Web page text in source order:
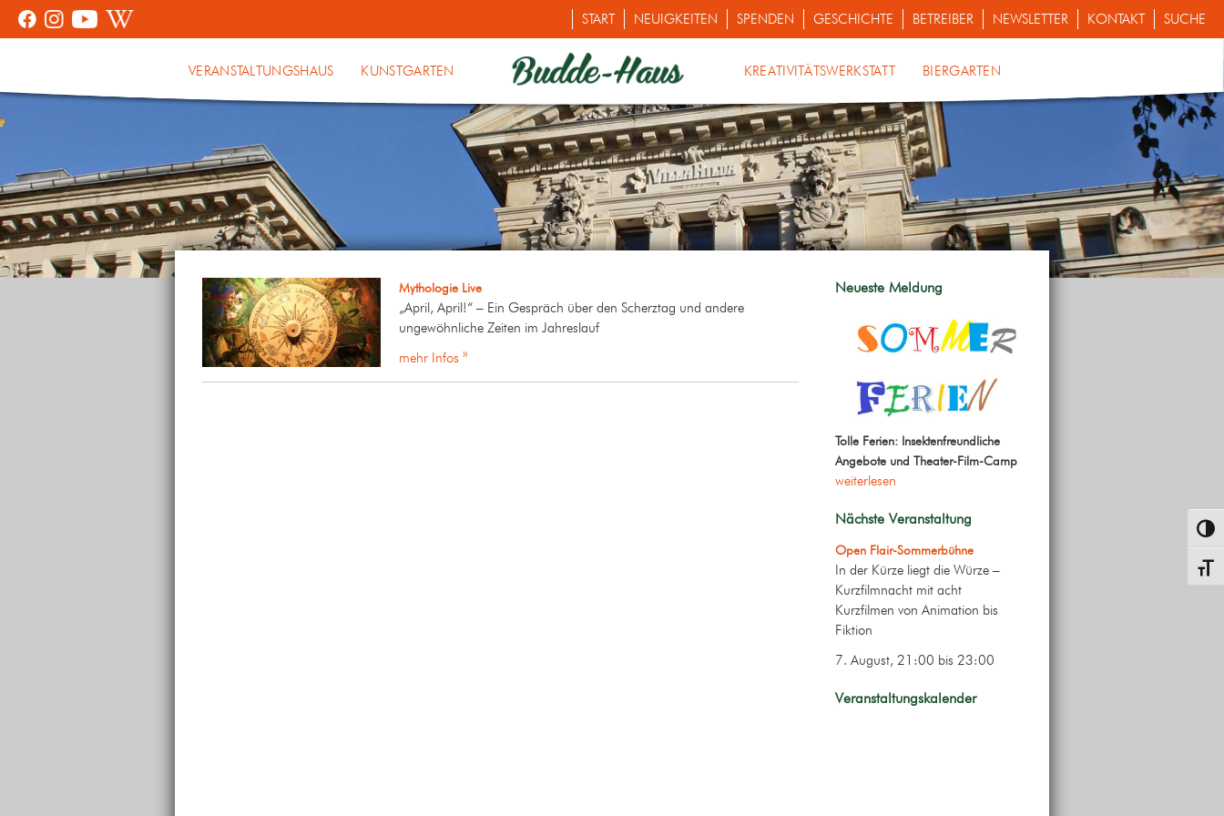
START NEUIGKEITEN SPENDEN GESCHICHTE BETREIBER NEWSLETTER KONTAKT SUCHE
VERANSTALTUNGSHAUS KUNSTGARTEN KREATIVITÄTSWERKSTATT BIERGARTEN
Mythologie Live
„April, April!“ – Ein Gespräch über den Scherztag und andere
ungewöhnliche Zeiten im Jahreslauf
mehr Infos »
Neueste Meldung
Tolle Ferien: Insektenfreundliche
Angebote und Theater-Film-Camp
weiterlesen
Nächste Veranstaltung
Open Flair-Sommerbühne
In der Kürze liegt die Würze –
Kurzfilmnacht mit acht
Kurzfilmen von Animation bis
Fiktion
7. August, 21:00 bis 23:00
Veranstaltungskalender